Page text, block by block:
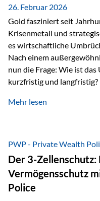
26. Februar 2026
Gold fasziniert seit
Krisenmetall und
es wirtschaftliche
Nach einem
nun die Frage: Wie ist
kurzfristig und
Dynamik in das Jahr 2026
Währungen: +11,5 %
starkes Jahr: +64,4 % in
Währungen: +56,6 %
solides…
Mehr lesen
PWP - Private Wealth
Der 3-
Vermögensschutz
Police